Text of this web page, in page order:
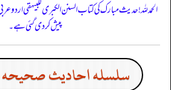
الحمدللہ! حدیث مبارک کی کتاب السنن الكبرى للبيهقي
پیش کر دی گئی ہے۔
سلسله احاديث